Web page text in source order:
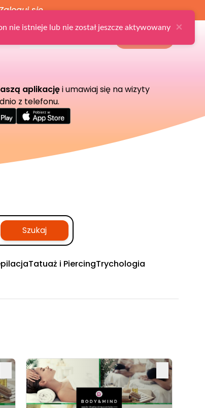
się
aplikacjęi umawiaj się na wizyty
z telefonu.
Szukaj
Tatuaż i PiercingTrychologia